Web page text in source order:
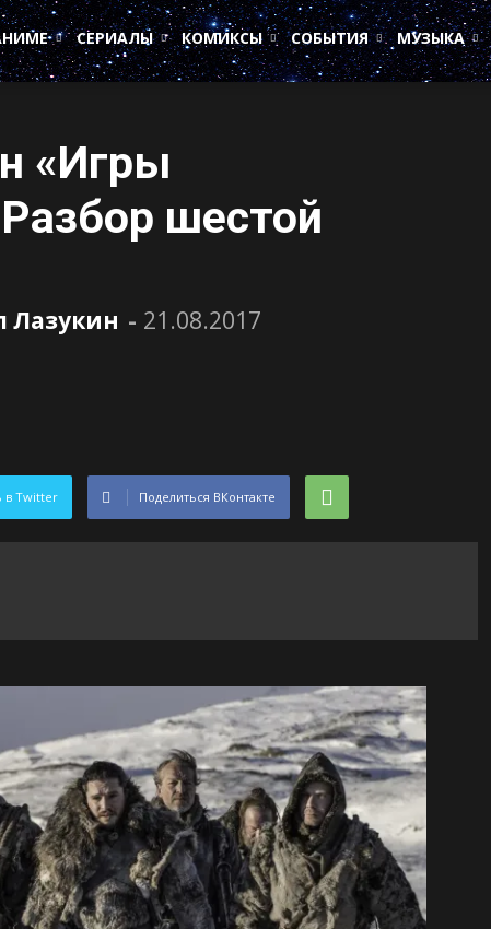
СЕРИАЛЫ КОМИКСЫ СОБЫТИЯ МУЗЫКА
«Игры
шестой
Лазукин - 21.08.2017
в Twitter Поделиться ВКонтакте